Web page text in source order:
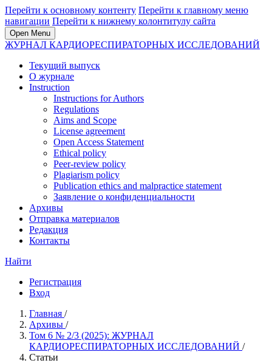
Перейти к основному контенту Перейти к главному меню
навигации Перейти к нижнему колонтитулу сайта
Open Menu
ЖУРНАЛ КАРДИОРЕСПИРАТОРНЫХ ИССЛЕДОВАНИЙ
Текущий выпуск
О журнале
Instruction
Instructions for Authors
Regulations
Aims and Scope
License agreement
Open Access Statement
Ethical policy
Peer-review policy
Plagiarism policy
Publication ethics and malpractice statement
Заявление о конфиденциальности
Архивы
Отправка материалов
Редакция
Контакты
Найти
Регистрация
Вход
Главная /
Архивы /
Том 6 № 2/3 (2025): ЖУРНАЛ
КАРДИОРЕСПИРАТОРНЫХ ИССЛЕДОВАНИЙ /
Статьи